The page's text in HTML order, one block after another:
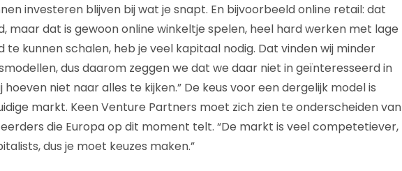
investeren blijven bij wat je snapt. En bijvoorbeeld online retail: dat
maar dat is gewoon online winkeltje spelen, heel hard werken met lage
te kunnen schalen, heb je veel kapitaal nodig. Dat vinden wij minder
dus daarom zeggen we dat we daar niet in geïnteresseerd in
hoeven niet naar alles te kijken.” De keus voor een dergelijk model is
markt. Keen Venture Partners moet zich zien te onderscheiden van
die Europa op dit moment telt. “De markt is veel competetiever,
dus je moet keuzes maken.”